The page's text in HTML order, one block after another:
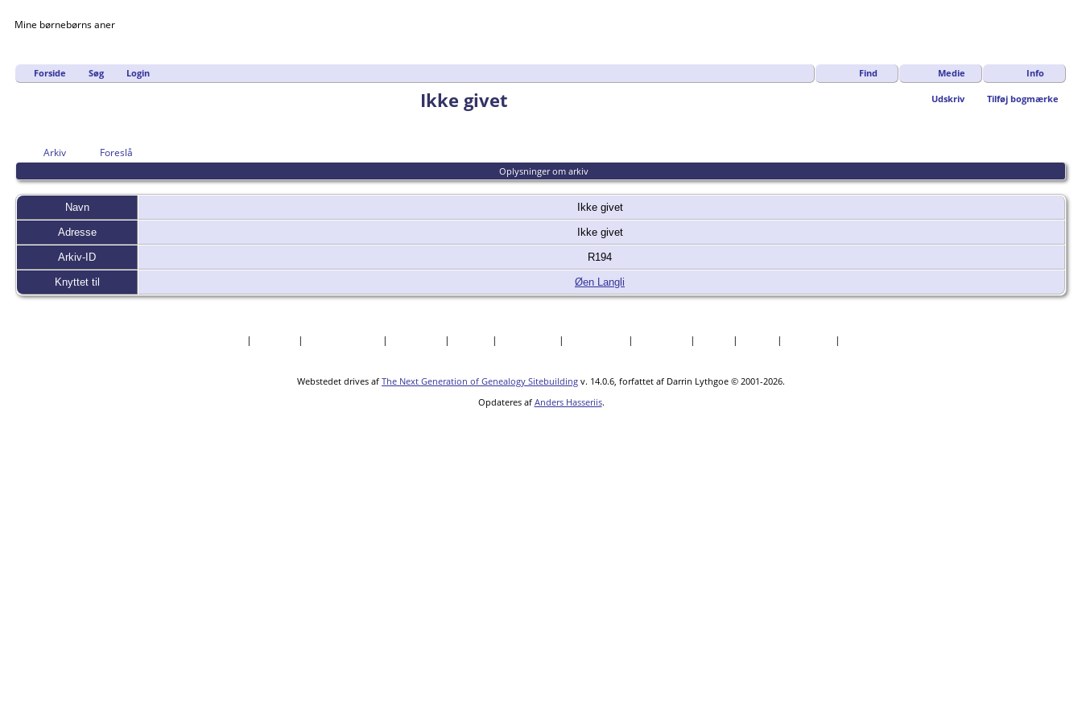
Mine børnebørns aner
Find Medie Info
Forside Søg Login
Udskriv Tilføj bogmærke
Ikke givet
Arkiv Foreslå
Oplysninger om arkiv
Navn Ikke givet
Adresse Ikke givet
Arkiv-ID R194
Knyttet til Øen Langli
| | | | | | | | | | |
Webstedet drives af The Next Generation of Genealogy Sitebuilding v. 14.0.6, forfattet af Darrin Lythgoe © 2001-2026.
Opdateres af Anders Hasseriis.